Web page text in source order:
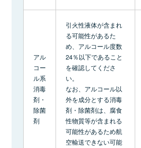
アル
コー
ル系
消毒
剤・
除菌
剤
引火性液体が含まれ
る可能性があるた
め、アルコール度数
24％以下であること
を確認してくださ
い。
なお、アルコール以
外を成分とする消毒
剤・除菌剤は、腐食
性物質等が含まれる
可能性があるため航
空輸送できない可能